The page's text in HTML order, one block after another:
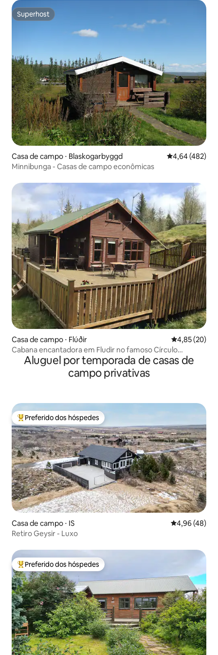
Superhost
Superhost
Casa de campo ⋅ Blaskogarbyggd 4,64 de uma
4,64 (482)
Minnibunga - Casas de campo econômicas
Casa de campo ⋅ Flúðir 4,85 de uma
4,85 (20)
Cabana encantadora em Fludir no famoso Círculo
Dourado
Aluguel por temporada de casas de
campo privativas
Entre os melhores preferidos dos hóspedes
Preferido dos hóspedes
Casa de campo ⋅ IS 4,96 de uma
4,96 (48)
Retiro Geysir - Luxo
Entre os melhores preferidos dos hóspedes
Preferido dos hóspedes